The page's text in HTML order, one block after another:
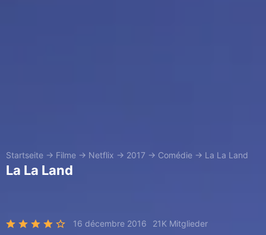
Startseite → Filme → Netflix → 2017 → Comédie → La La Land
La La Land
16 décembre 2016 21K Mitglieder